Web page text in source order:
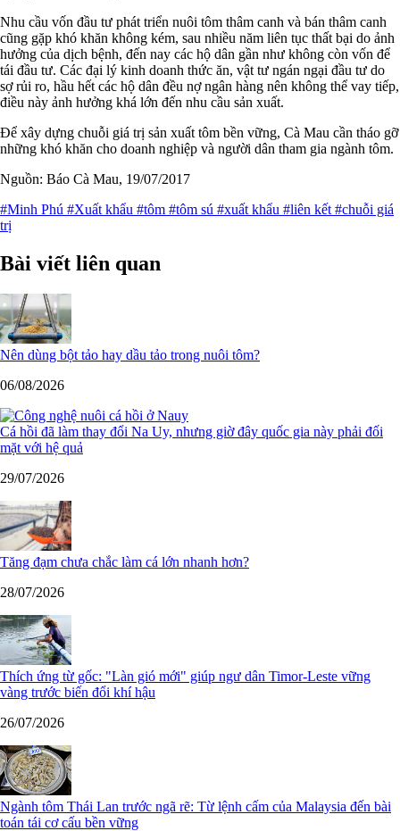
Nhu cầu vốn đầu tư phát triển nuôi tôm thâm canh và bán thâm canh
cũng gặp khó khăn không kém, sau nhiều năm liên tục thất bại do ảnh
hưởng của dịch bệnh, đến nay các hộ dân gần như không còn vốn để
tái đầu tư. Các đại lý kinh doanh thức ăn, vật tư ngán ngại đầu tư do
sợ rủi ro, hầu hết các hộ dân đều nợ ngân hàng nên không thể vay tiếp,
điều này ảnh hưởng khá lớn đến nhu cầu sản xuất.
Để xây dựng chuỗi giá trị sản xuất tôm bền vững, Cà Mau cần tháo gỡ
những khó khăn cho doanh nghiệp và người dân tham gia ngành tôm.
Nguồn: Báo Cà Mau, 19/07/2017
#Minh Phú #Xuất khẩu #tôm #tôm sú #xuất khẩu #liên kết #chuỗi giá
trị
Bài viết liên quan
Nên dùng bột tảo hay dầu tảo trong nuôi tôm?
06/08/2026
Cá hồi đã làm thay đổi Na Uy, nhưng giờ đây quốc gia này phải đối
mặt với hệ quả
29/07/2026
Tăng đạm chưa chắc làm cá lớn nhanh hơn?
28/07/2026
Thích ứng từ gốc: "Làn gió mới" giúp ngư dân Timor-Leste vững
vàng trước biến đổi khí hậu
26/07/2026
Ngành tôm Thái Lan trước ngã rẽ: Từ lệnh cấm của Malaysia đến bài
toán tái cơ cấu bền vững